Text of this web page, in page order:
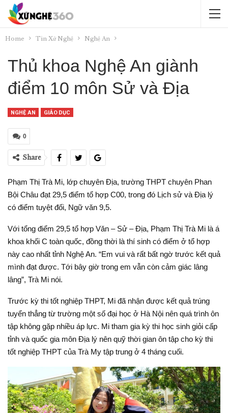
Home Tin Xứ Nghệ Nghệ An
Thủ khoa Nghệ An giành
điểm 10 môn Sử và Địa
NGHỆ AN GIÁO DỤC
0
Share
Phạm Thị Trà Mi, lớp chuyên Địa, trường THPT chuyên Phan
Bội Châu đạt 29,5 điểm tổ hợp C00, trong đó Lịch sử và Địa lý
có điểm tuyệt đối, Ngữ văn 9,5.
Với tổng điểm 29,5 tổ hợp Văn – Sử – Địa, Phạm Thị Trà Mi là á
khoa khối C toàn quốc, đồng thời là thí sinh có điểm ở tổ hợp
này cao nhất tỉnh Nghệ An. “Em vui và rất bất ngờ trước kết quả
mình đạt được. Tới bây giờ trong em vẫn còn cảm giác lâng
lâng”, Trà Mi nói.
Trước kỳ thi tốt nghiệp THPT, Mi đã nhận được kết quả trúng
tuyển thẳng từ trường một số đại học ở Hà Nội nên quá trình ôn
tập không gặp nhiều áp lực. Mi tham gia kỳ thi học sinh giỏi cấp
tỉnh và quốc gia môn Địa lý nên quỹ thời gian ôn tập cho kỳ thi
tốt nghiệp THPT của Trà My tập trung ở 4 tháng cuối.